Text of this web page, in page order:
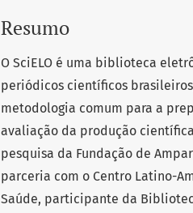
Resumo
O SciELO é uma biblioteca
periódicos científicos
metodologia comum para a
avaliação da produção
pesquisa da Fundação de
parceria com o Centro Latino-
Saúde, participante da